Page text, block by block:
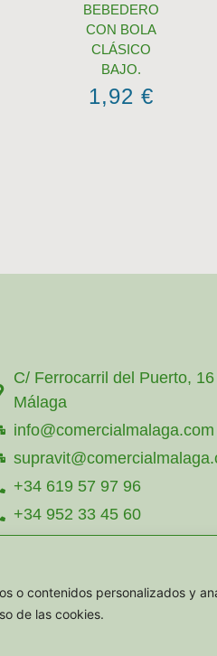
o contenidos personalizados y
de las cookies.
BEBEDERO
CON BOLA
CLÁSICO
BAJO.
1,92 €
C/ Ferrocarril del Puerto,
Málaga
info@comercialmalaga.com
+34 619 57 97 96
+34 952 33 45 60